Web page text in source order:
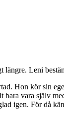
Leni
Hon kör sin
vara själv
igen. För då